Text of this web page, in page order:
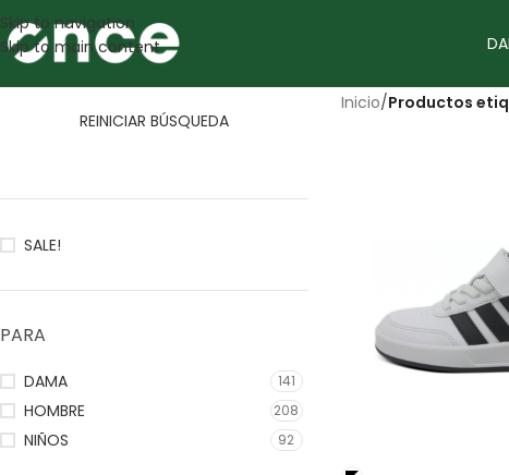
Skip to navigation
Skip to main content
REINICIAR BÚSQUEDA
SALE!
PARA
DAMA 141
HOMBRE 208
NIÑOS 92
Inicio/Productos